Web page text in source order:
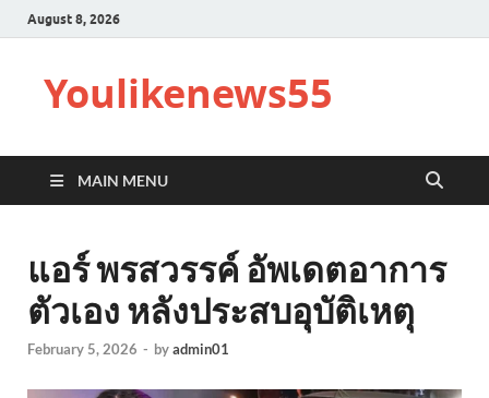
August 8, 2026
Youlikenews55
MAIN MENU
แอร์ พรสวรรค์ อัพเดตอาการ
ตัวเอง หลังประสบอุบัติเหตุ
February 5, 2026 - byadmin01